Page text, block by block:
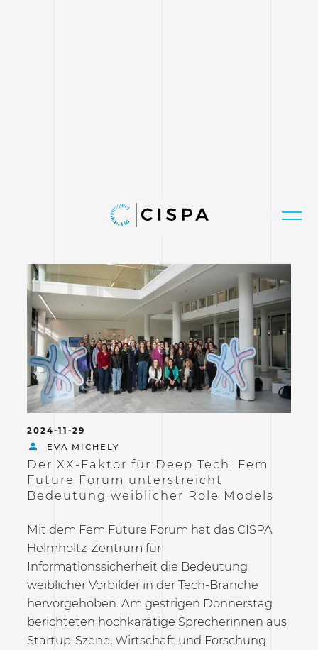
2024-11-29
EVA MICHELY
Der XX-Faktor für Deep Tech: Fem
Future Forum unterstreicht
Bedeutung weiblicher Role Models
Mit dem Fem Future Forum hat das CISPA
Helmholtz-Zentrum für
Informationssicherheit die Bedeutung
weiblicher Vorbilder in der Tech-Branche
hervorgehoben. Am gestrigen Donnerstag
berichteten hochkarätige Sprecherinnen aus
Startup-Szene, Wirtschaft und Forschung